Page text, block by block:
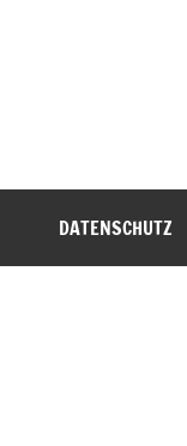
DATENSCHUTZ